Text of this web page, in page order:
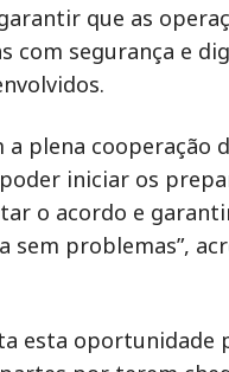
que as
com segurança e
a plena cooperação
iniciar os
o acordo e
sem problemas”,
esta oportunidade